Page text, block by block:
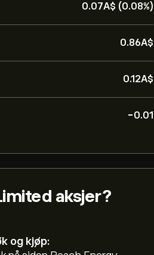
0.07‎A$‎ (0.08%)
0.86‎A$‎
0.12‎A$‎
-0.01
aksjer?
og kjøp: